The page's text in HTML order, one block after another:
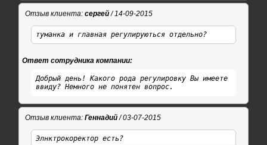
Отзыв клиента: сергей/ 14-09-2015
туманка и главная регулируються отдельно?
Ответ сотрудника компании:
Добрый день! Какого рода регулировку Вы имеете
ввиду? Немного не понятен вопрос.
Отзыв клиента: Геннадий/ 03-07-2015
Элнктрокоректор есть?